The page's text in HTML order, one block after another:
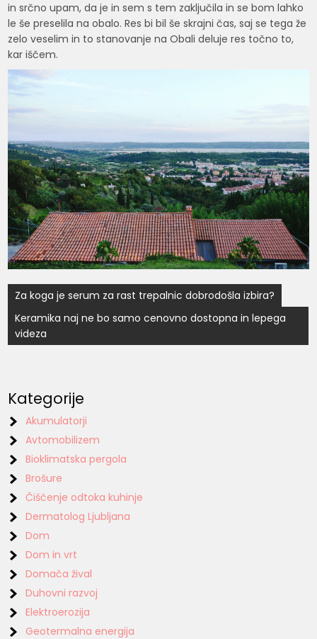
in srčno upam, da je in sem s tem zaključila in se bom lahko
le še preselila na obalo. Res bi bil še skrajni čas, saj se tega že
zelo veselim in to stanovanje na Obali deluje res točno to,
kar iščem.
Navigacija
prispevka
Za koga je serum za rast trepalnic dobrodošla izbira?
Keramika naj ne bo samo cenovno dostopna in lepega
videza
Kategorije
Akumulatorji
Avtomobilizem
Bioklimatska pergola
Brošure
Čiščenje odtoka kuhinje
Dermatolog Ljubljana
Dom
Dom in vrt
Domača žival
Duhovni razvoj
Elektroerozija
Geotermalna energija